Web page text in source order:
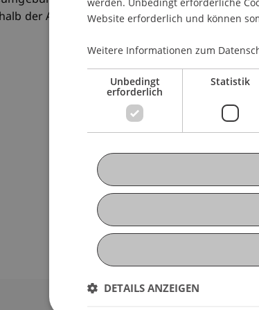
der Arbeitszeiten an, teilweise auch
Website erforderlich und können
Weitere Informationen zum
Unbedingt
erforderlich
Statistik
DETAILS ANZEIGEN